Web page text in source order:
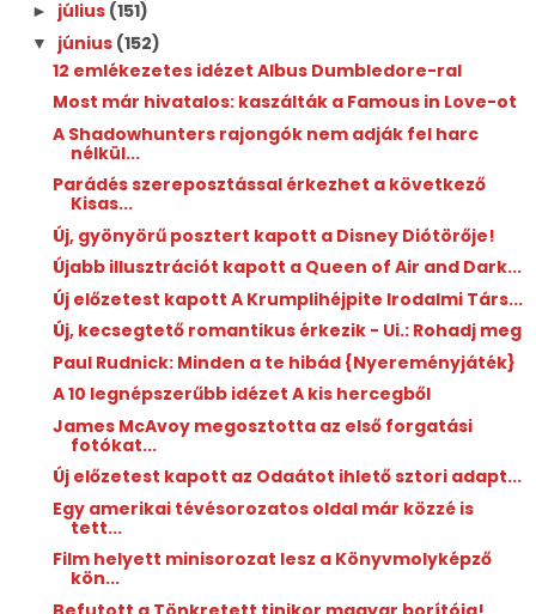
► július (151)
▼ június (152)
12 emlékezetes idézet Albus Dumbledore-ral
Most már hivatalos: kaszálták a Famous in Love-ot
A Shadowhunters rajongók nem adják fel harc
nélkül...
Parádés szereposztással érkezhet a következő
Kisas...
Új, gyönyörű posztert kapott a Disney Diótörője!
Újabb illusztrációt kapott a Queen of Air and Dark...
Új előzetest kapott A Krumplihéjpite Irodalmi Társ...
Új, kecsegtető romantikus érkezik - Ui.: Rohadj meg
Paul Rudnick: Minden ​a te hibád {Nyereményjáték}
A 10 legnépszerűbb idézet A kis hercegből
James McAvoy megosztotta az első forgatási
fotókat...
Új előzetest kapott az Odaátot ihlető sztori adapt...
Egy amerikai tévésorozatos oldal már közzé is
tett...
Film helyett minisorozat lesz a Könyvmolyképző
kön...